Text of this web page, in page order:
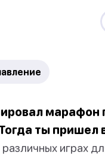
марафон
ты пришел
различных играх